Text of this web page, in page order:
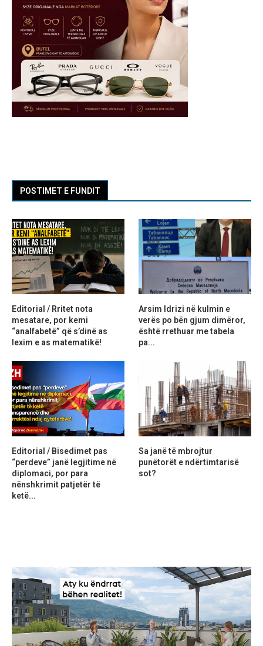
POSTIMET E FUNDIT
Editorial / Rritet nota
mesatare, por kemi
“analfabetë” që s’dinë as
lexim e as matematikë!
Arsim Idrizi në kulmin e
verës po bën gjum dimëror,
është rrethuar me tabela
pa...
Editorial / Bisedimet pas
“perdeve” janë legjitime në
diplomaci, por para
nënshkrimit patjetër të
ketë...
Sa janë të mbrojtur
punëtorët e ndërtimtarisë
sot?